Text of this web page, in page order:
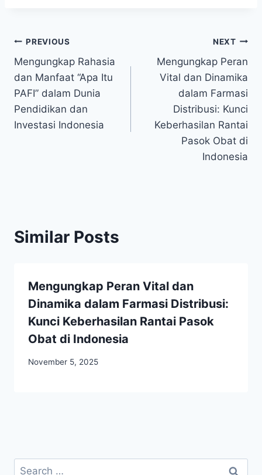
Post
navigation
PREVIOUS
Mengungkap Rahasia
dan Manfaat “Apa Itu
PAFI” dalam Dunia
Pendidikan dan
Investasi Indonesia
NEXT
Mengungkap Peran
Vital dan Dinamika
dalam Farmasi
Distribusi: Kunci
Keberhasilan Rantai
Pasok Obat di
Indonesia
Similar Posts
Mengungkap Peran Vital dan
Dinamika dalam Farmasi Distribusi:
Kunci Keberhasilan Rantai Pasok
Obat di Indonesia
November 5, 2025
Search